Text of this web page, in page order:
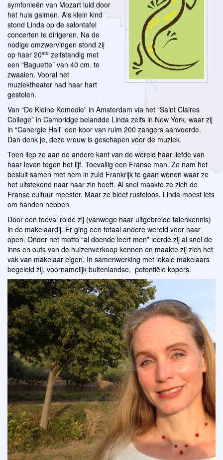
symfonieën van Mozart luid door
het huis galmen. Als klein kind
stond Linda op de salontafel
concerten te dirigeren. Na de
nodige omzwervingen stond zij
op haar 20ste zelfstandig met
een “Baguette” van 40 cm. te
zwaaien. Vooral het
muziektheater had haar hart
gestolen.
Van “De Kleine Komedie” in Amsterdam via het “Saint Claires
College” in Cambridge belandde Linda zelfs in New York, waar zij
in “Canergie Hall” een koor van ruim 200 zangers aanvoerde.
Dan denk je, deze vrouw is geschapen voor de muziek.
Toen liep ze aan de andere kant van de wereld haar liefde van
haar leven tegen het lijf. Toevallig een Franse man. Ze nam het
besluit samen met hem in zuid Frankrijk te gaan wonen waar ze
het uitstekend naar haar zin heeft. Al snel maakte ze zich de
Franse cultuur meester. Maar ze bleef rusteloos. Linda moest iets
om handen hebben.
Door een toeval rolde zij (vanwege haar uitgebreide talenkennis)
in de makelaardij. Er ging een totaal andere wereld voor haar
open. Onder het motto “al doende leert men” leerde zij al snel de
inns en outs van de huizenverkoop kennen en maakte zij zich het
vak van makelaar eigen. In samenwerking met lokale makelaars
begeleid zij, voornamelijk buitenlandse, potentiële kopers.